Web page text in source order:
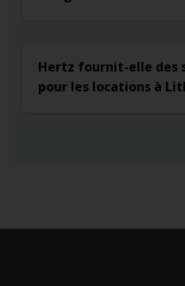
Hertz fournit-elle des
pour les locations à